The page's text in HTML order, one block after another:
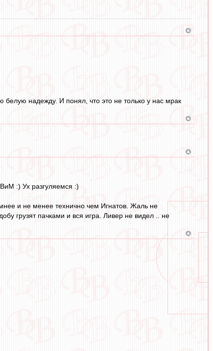
надежду. И понял, что это не только у нас мрак
:) Ух разгуляемся :)
и не менее технично чем Игнатов. Жаль не
грузят пачками и вся игра. Ливер не видел .. не